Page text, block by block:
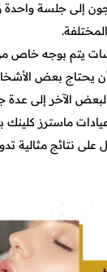
إلى جلسة واحدة
يتم بوجه خاص
أن يحتاج بعض
الآخر إلى عدة
ماسترز كلينك
نتائج مثالية